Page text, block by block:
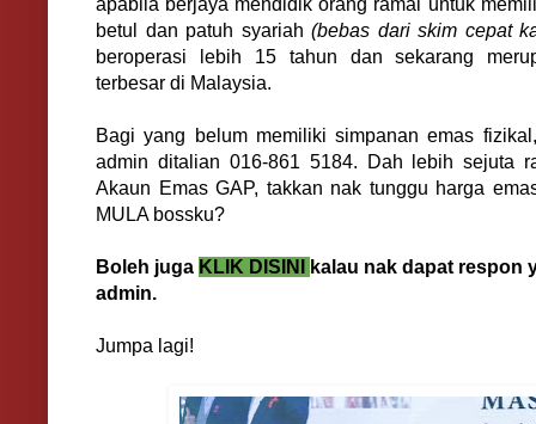
apabila berjaya mendidik orang ramai untuk
betul dan patuh syariah (bebas dari skim cepat
beroperasi lebih 15 tahun dan sekarang
terbesar di Malaysia.
Bagi yang belum memiliki simpanan emas
admin ditalian 016-861 5184. Dah lebih sejuta
Akaun Emas GAP, takkan nak tunggu harga
MULA bossku?
Boleh juga KLIK DISINI
kalau nak dapat respon
admin.
Jumpa lagi!